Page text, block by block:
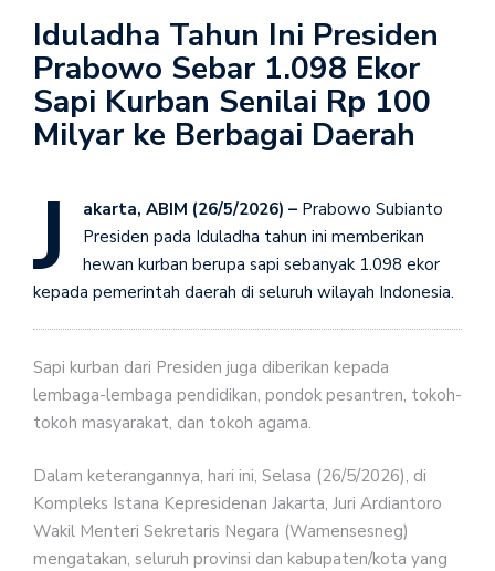
Iduladha Tahun Ini Presiden
Prabowo Sebar 1.098 Ekor
Sapi Kurban Senilai Rp 100
Milyar ke Berbagai Daerah
J akarta, ABIM (26/5/2026) – Prabowo Subianto
Presiden pada Iduladha tahun ini memberikan
hewan kurban berupa sapi sebanyak 1.098 ekor
kepada pemerintah daerah di seluruh wilayah Indonesia.
Sapi kurban dari Presiden juga diberikan kepada
lembaga-lembaga pendidikan, pondok pesantren, tokoh-
tokoh masyarakat, dan tokoh agama.
Dalam keterangannya, hari ini, Selasa (26/5/2026), di
Kompleks Istana Kepresidenan Jakarta, Juri Ardiantoro
Wakil Menteri Sekretaris Negara (Wamensesneg)
mengatakan, seluruh provinsi dan kabupaten/kota yang